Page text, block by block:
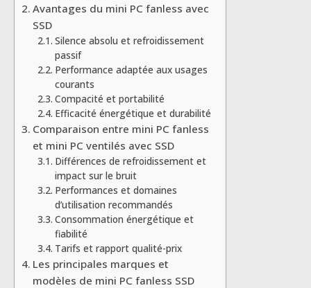
Avantages du mini PC fanless avec
SSD
Silence absolu et refroidissement
passif
Performance adaptée aux usages
courants
Compacité et portabilité
Efficacité énergétique et durabilité
Comparaison entre mini PC fanless
et mini PC ventilés avec SSD
Différences de refroidissement et
impact sur le bruit
Performances et domaines
d’utilisation recommandés
Consommation énergétique et
fiabilité
Tarifs et rapport qualité-prix
Les principales marques et
modèles de mini PC fanless SSD